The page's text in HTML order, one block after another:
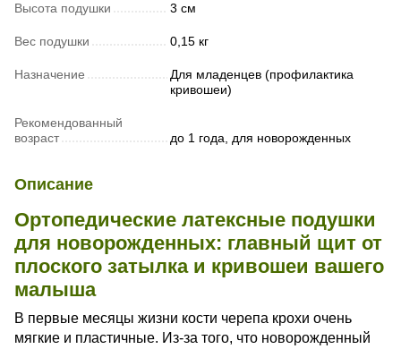
Высота подушки 3 см
Вес подушки 0,15 кг
Назначение
Для младенцев (профилактика
кривошеи)
Рекомендованный
возраст
до 1 года, для новорожденных
Описание
Ортопедические латексные подушки
для новорожденных: главный щит от
плоского затылка и кривошеи вашего
малыша
В первые месяцы жизни кости черепа крохи очень
мягкие и пластичные. Из-за того, что новорожденный